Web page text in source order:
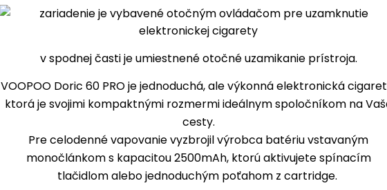
v spodnej časti je umiestnené otočné uzamikanie prístroja.
VOOPOO Doric 60 PRO je jednoduchá, ale výkonná elektronická
ktorá je svojimi kompaktnými rozmermi ideálnym spoločníkom na
cesty.
Pre celodenné vapovanie vyzbrojil výrobca batériu vstavaným
monočlánkom s kapacitou 2500mAh, ktorú aktivujete spínacím
tlačidlom alebo jednoduchým poťahom z cartridge.